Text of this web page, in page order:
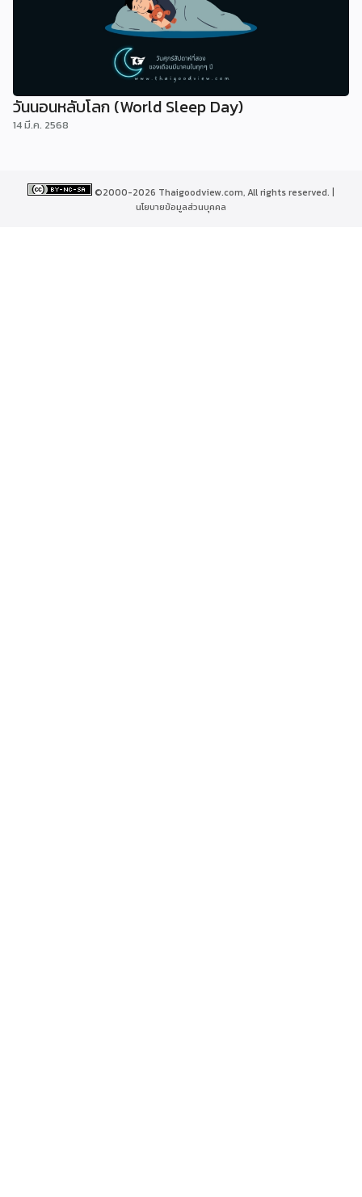
วันนอนหลับโลก (World Sleep Day)
14 มี.ค. 2568
©2000-2026 Thaigoodview.com, All rights reserved. |
นโยบายข้อมูลส่วนบุคคล